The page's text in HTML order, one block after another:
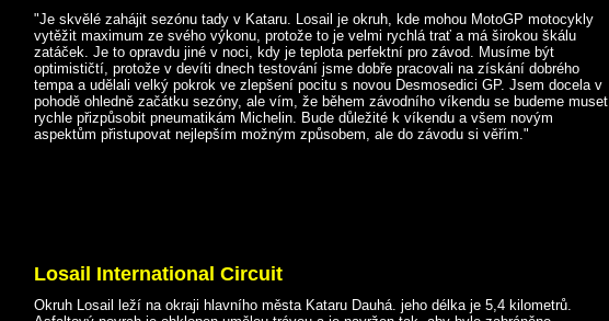
"Je skvělé zahájit sezónu tady v Kataru. Losail je okruh, kde mohou MotoGP motocykly
vytěžit maximum ze svého výkonu, protože to je velmi rychlá trať a má širokou škálu
zatáček. Je to opravdu jiné v noci, kdy je teplota perfektní pro závod. Musíme být
optimističtí, protože v devíti dnech testování jsme dobře pracovali na získání dobrého
tempa a udělali velký pokrok ve zlepšení pocitu s novou Desmosedici GP. Jsem docela v
pohodě ohledně začátku sezóny, ale vím, že během závodního víkendu se budeme muset
rychle přizpůsobit pneumatikám Michelin. Bude důležité k víkendu a všem novým
aspektům přistupovat nejlepším možným způsobem, ale do závodu si věřím."
Losail International Circuit
Okruh Losail leží na okraji hlavního města Kataru Dauhá. jeho délka je 5,4 kilometrů.